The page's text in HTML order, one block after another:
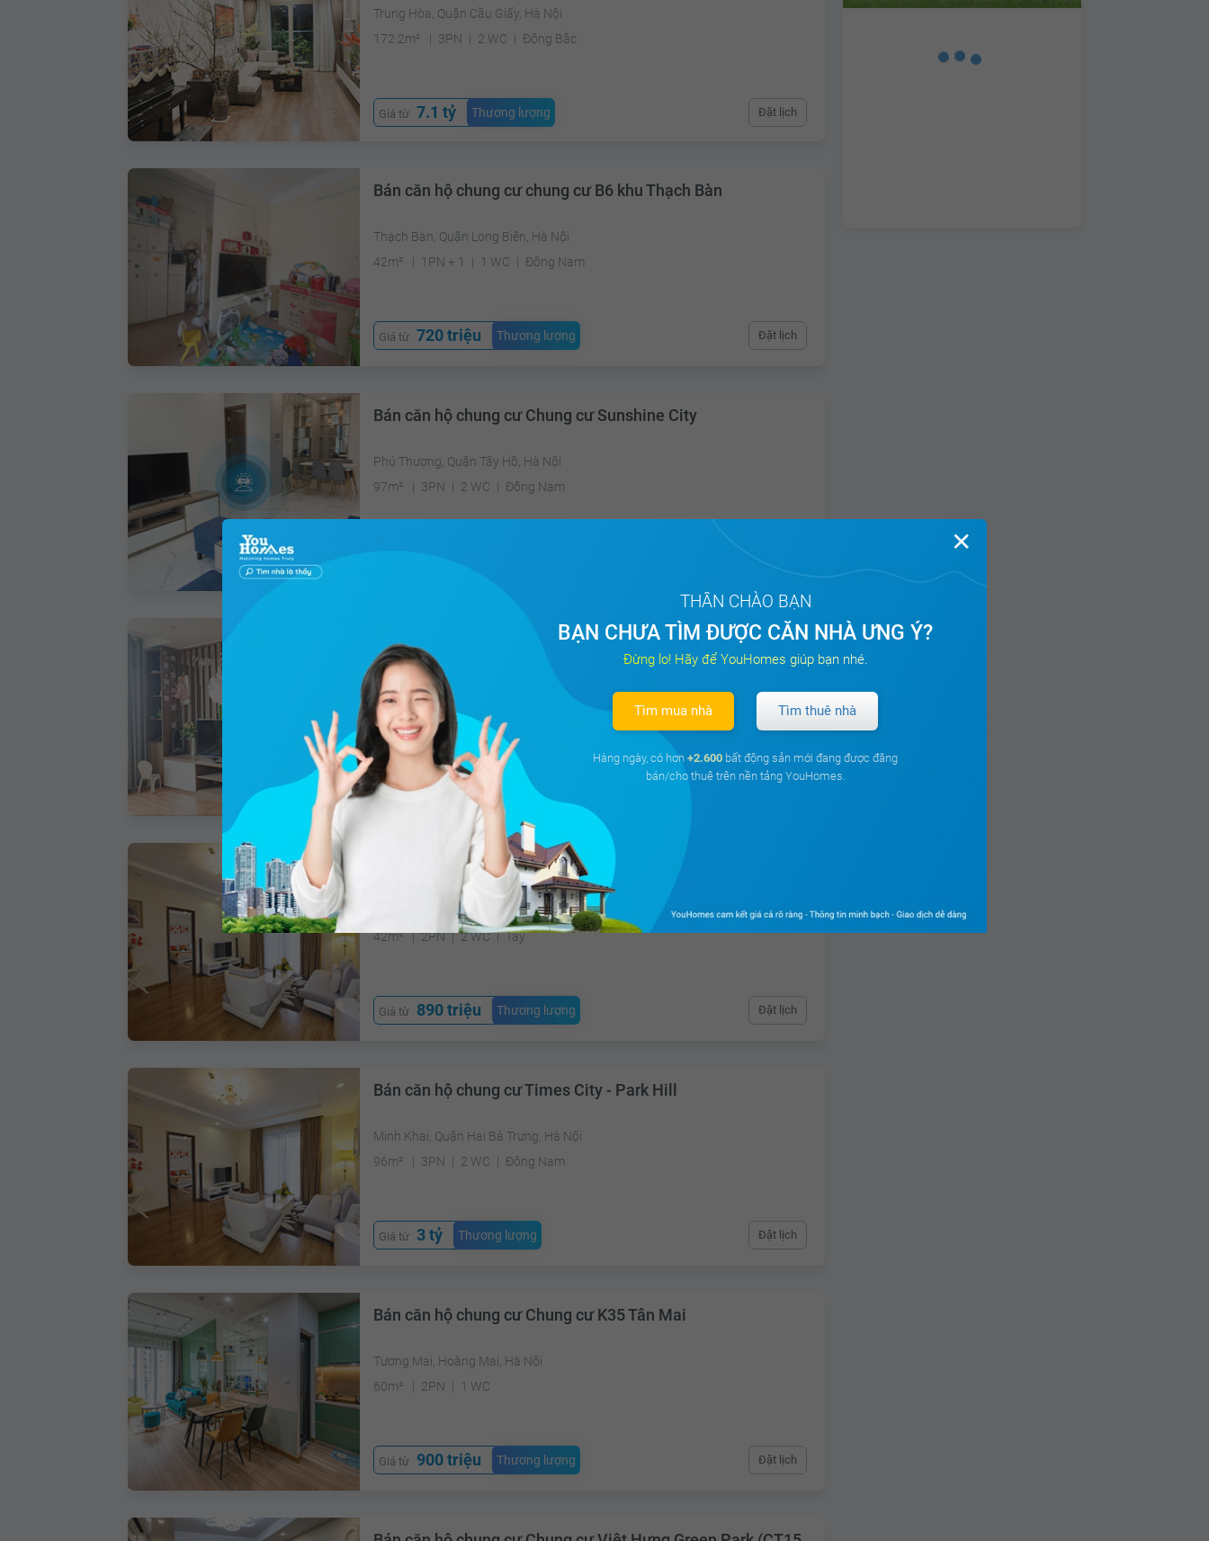
Trung Hòa, Quận Cầu Giấy, Hà Nội
172.2m²
3PN 2 WC Đông Bắc
Giá từ 7.1 tỷ Thương lượng Đặt lịch
Bán căn hộ chung cư chung cư B6 khu Thạch Bàn
Thạch Bàn, Quận Long Biên, Hà Nội
42m²
1PN + 1 1 WC Đông Nam
Giá từ 720 triệu Thương lượng Đặt lịch
Bán căn hộ chung cư Chung cư Sunshine City
Phú Thượng, Quận Tây Hồ, Hà Nội
97m²
3PN 2 WC Đông Nam
Bán căn hộ chung cư Chung cư Sapphire Palace
Thượng Đình, Quận Thanh Xuân, Hà Nội
190m²
3PN 3 WC
Giá từ 3.6 tỷ Thương lượng Đặt lịch
Bán căn hộ chung cư
Quận Thanh Xuân, Hà Nội
42m²
2PN 2 WC Tây
Giá từ 890 triệu Thương lượng Đặt lịch
Bán căn hộ chung cư Times City - Park Hill
Minh Khai, Quận Hai Bà Trưng, Hà Nội
96m²
3PN 2 WC Đông Nam
Giá từ 3 tỷ Thương lượng Đặt lịch
Bán căn hộ chung cư Chung cư K35 Tân Mai
Tương Mai, Hoàng Mai, Hà Nội
60m²
2PN 1 WC
Giá từ 900 triệu Thương lượng Đặt lịch
✕
THÂN CHÀO BẠN
BẠN CHƯA TÌM ĐƯỢC CĂN NHÀ ƯNG Ý?
Đừng lo! Hãy để YouHomes giúp bạn nhé.
Tìm mua nhà Tìm thuê nhà
Hàng ngày, có hơn +2.600 bất động sản mới đang được đăng
bán/cho thuê trên nền tảng YouHomes.